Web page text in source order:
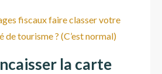
fiscaux faire classer votre
tourisme ? (C’est normal)
la carte